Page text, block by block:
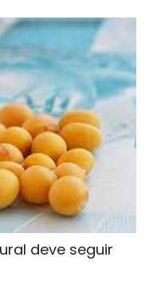
deve seguir